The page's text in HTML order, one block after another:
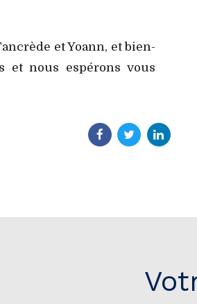
et Yoann, et bien-
et nous espérons vous